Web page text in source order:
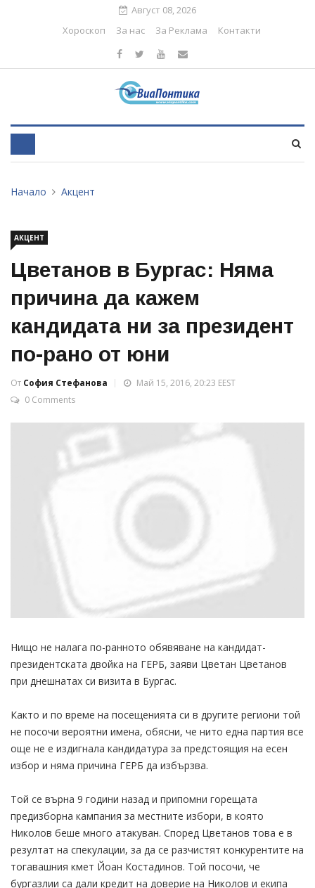
Август 08, 2026
Хороскоп
За нас За Реклама Контакти
Начало Акцент
АКЦЕНТ
Цветанов в Бургас: Няма
причина да кажем
кандидата ни за президент
по-рано от юни
От София Стефанова
Май 15, 2016, 20:23 EEST
0 Comments
Нищо не налага по-ранното обявяване на кандидат-
президентската двойка на ГЕРБ, заяви Цветан Цветанов
при днешнатах си визита в Бургас.
Както и по време на посещенията си в другите региони той
не посочи вероятни имена, обясни, че нито една партия все
още не е издигнала кандидатура за предстоящия на есен
избор и няма причина ГЕРБ да избързва.
Той се върна 9 години назад и припомни горещата
предизборна кампания за местните избори, в която
Николов беше много атакуван. Според Цветанов това е в
резултат на спекулации, за да се разчистят конкурентите на
тогавашния кмет Йоан Костадинов. Той посочи, че
бургазлии са дали кредит на доверие на Николов и екипа